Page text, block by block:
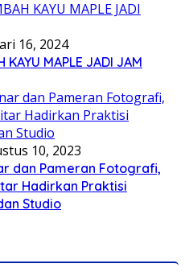
16, 2024
KAYU MAPLE JADI JAM
10, 2023
dan Pameran Fotografi,
Hadirkan Praktisi
Studio